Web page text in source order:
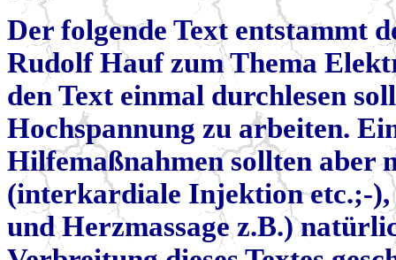
Der folgende Text entstammt
Rudolf Hauf zum Thema
den Text einmal durchlesen
Hochspannung zu arbeiten.
Hilfemaßnahmen sollten aber
(interkardiale Injektion etc.;-
und Herzmassage z.B.)